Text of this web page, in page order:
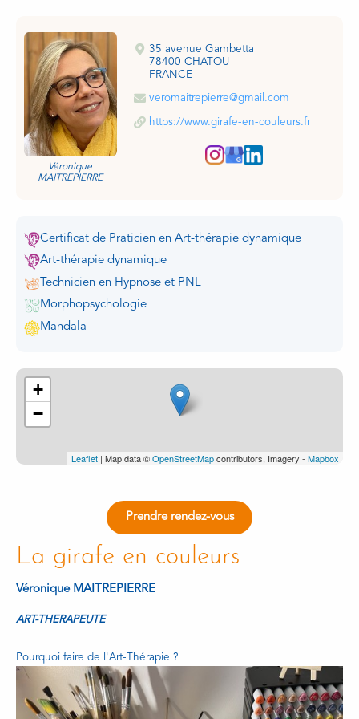
Véronique
MAITREPIERRE
35 avenue Gambetta
78400 CHATOU
FRANCE
veromaitrepierre@gmail.com
https://www.girafe-en-couleurs.fr
Certificat de Praticien en Art-thérapie dynamique
Art-thérapie dynamique
Technicien en Hypnose et PNL
Morphopsychologie
Mandala
+
−
Leaflet | Map data ©OpenStreetMapcontributors, Imagery - Mapbox
Prendre rendez-vous
La girafe en couleurs
Véronique MAITREPIERRE
ART-THERAPEUTE
Pourquoi faire de l'Art-Thérapie ?